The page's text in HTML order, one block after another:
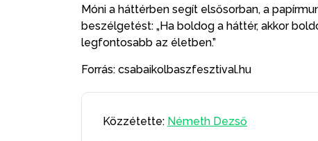
Móni a háttérben segít elsősorban, a
beszélgetést: „Ha boldog a háttér, akkor
legfontosabb az életben.”
Forrás: csabaikolbaszfesztival.hu
Közzétette: Németh Dezső